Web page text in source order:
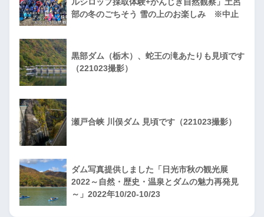
部の冬のごちそう 雪の上のお楽しみ ※中止
黒部ダム（栃木）、蛇王の滝あたりも見頃です
（221023撮影）
瀬戸合峡 川俣ダム 見頃です（221023撮影）
ダム写真提供しました「日光市秋の観光展
2022～自然・歴史・温泉とダムの魅力再発見
～」2022年10/20-10/23